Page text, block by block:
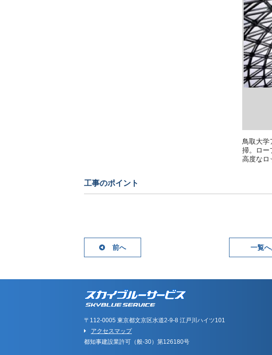
鳥取大学
掃。ロー
高度なロ
工事のポイント
前へ 一覧
〒112-0005 東京都文京区水道2-9-8 江戸川ハイツ101
アクセスマップ
都知事建設業許可（般-30）第126180号